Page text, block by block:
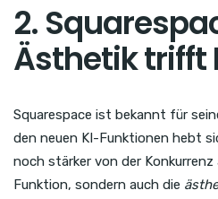
2.
Ästhetik trifft
Squarespace ist bekannt für
den neuen KI-Funktionen hebt
noch stärker von der
Funktion, sondern auch die